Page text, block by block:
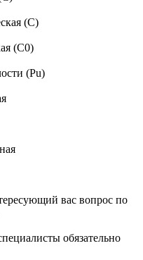
(C)
(C0)
(Pu)
вас вопрос по
обязательно